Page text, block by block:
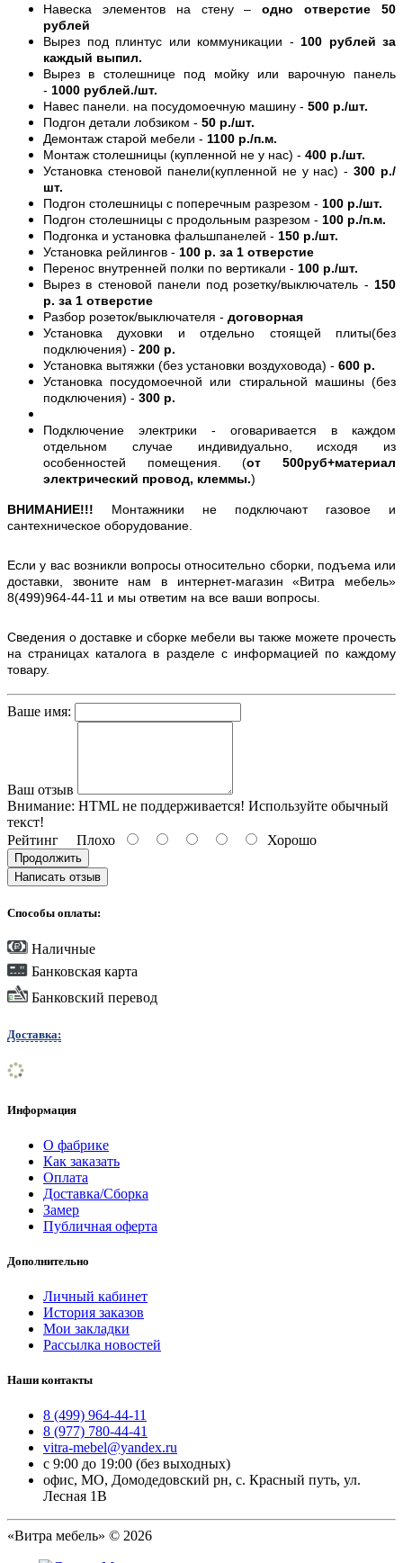
Навеска элементов на стену –одно отверстие 50
рублей
Вырез под плинтус или коммуникации - 100 рублей за
каждый выпил.
Вырез в столешнице под мойку или варочную панель
- 1000 рублей./шт.
Навес панели. на посудомоечную машину - 500 р./шт.
Подгон детали лобзиком - 50 р./шт.
Демонтаж старой мебели - 1100 р./п.м.
Монтаж столешницы (купленной не у нас) - 400 р./шт.
Установка стеновой панели(купленной не у нас) -300 р./
шт.
Подгон столешницы с поперечным разрезом - 100 р./шт.
Подгон столешницы с продольным разрезом - 100 р./п.м.
Подгонка и установка фальшпанелей - 150 р./шт.
Установка рейлингов - 100 р. за 1 отверстие
Перенос внутренней полки по вертикали - 100 р./шт.
Вырез в стеновой панели под розетку/выключатель - 150
р. за 1 отверстие
Разбор розеток/выключателя - договорная
Установка духовки и отдельно стоящей плиты(без
подключения) - 200 р.
Установка вытяжки (без установки воздуховода) - 600 р.
Установка посудомоечной или стиральной машины (без
подключения) - 300 р.
Подключение электрики - оговаривается в каждом
отдельном случае индивидуально, исходя из
особенностей помещения. (от 500руб+материал
электрический провод, клеммы.)
ВНИМАНИЕ!!! Монтажники не подключают газовое и
сантехническое оборудование.
Если у вас возникли вопросы относительно сборки, подъема или
доставки, звоните нам в интернет-магазин «Витра мебель»
8(499)964-44-11 и мы ответим на все ваши вопросы.
Сведения о доставке и сборке мебели вы также можете прочесть
на страницах каталога в разделе с информацией по каждому
товару.
Ваше имя:
Ваш отзыв
Внимание: HTML не поддерживается! Используйте обычный
текст!
Рейтинг Плохо Хорошо
Продолжить
Написать отзыв
Способы оплаты:
Наличные
Банковская карта
Банковский перевод
Доставка:
Информация
О фабрике
Как заказать
Оплата
Доставка/Сборка
Замер
Публичная оферта
Дополнительно
Личный кабинет
История заказов
Мои закладки
Рассылка новостей
Наши контакты
8 (499) 964-44-11
8 (977) 780-44-41
vitra-mebel@yandex.ru
с 9:00 до 19:00 (без выходных)
офис, МО, Домодедовский рн, с. Красный путь, ул.
Лесная 1В
«Витра мебель» © 2026